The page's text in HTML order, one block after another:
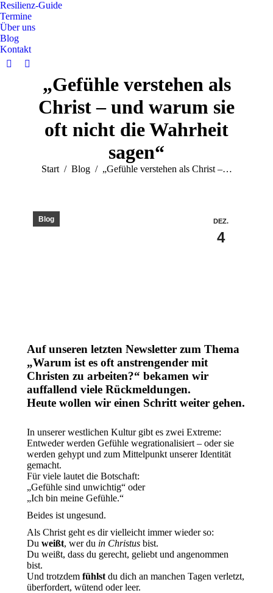
Resilienz-Guide
Termine
Über uns
Blog
Kontakt
„Gefühle verstehen als
Christ – und warum sie
oft nicht die Wahrheit
sagen“
Sie befinden sich hier:
Start Blog „Gefühle verstehen als Christ –…
DEZ.
4
Blog
Auf unseren letzten Newsletter zum Thema
„Warum ist es oft anstrengender mit
Christen zu arbeiten?“ bekamen wir
auffallend viele Rückmeldungen.
Heute wollen wir einen Schritt weiter gehen.
In unserer westlichen Kultur gibt es zwei Extreme:
Entweder werden Gefühle wegrationalisiert – oder sie
werden gehypt und zum Mittelpunkt unserer Identität
gemacht.
Für viele lautet die Botschaft:
„Gefühle sind unwichtig“ oder
„Ich bin meine Gefühle.“
Beides ist ungesund.
Als Christ geht es dir vielleicht immer wieder so:
Du weißt, wer du in Christus bist.
Du weißt, dass du gerecht, geliebt und angenommen
bist.
Und trotzdem fühlst du dich an manchen Tagen verletzt,
überfordert, wütend oder leer.